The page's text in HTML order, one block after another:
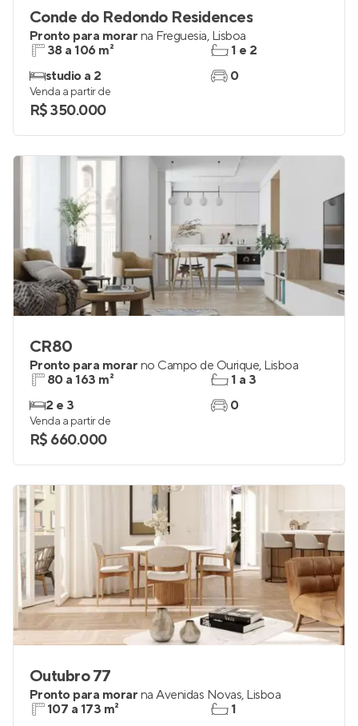
Conde do Redondo Residences
Pronto para morar na Freguesia, Lisboa
38 a 106 m²
studio a 2
1 e 2
0
Venda a partir de
R$ 350.000
CR80
Pronto para morar no Campo de Ourique, Lisboa
80 a 163 m²
2 e 3
1 a 3
0
Venda a partir de
R$ 660.000
Outubro 77
Pronto para morar na Avenidas Novas, Lisboa
107 a 173 m²
1